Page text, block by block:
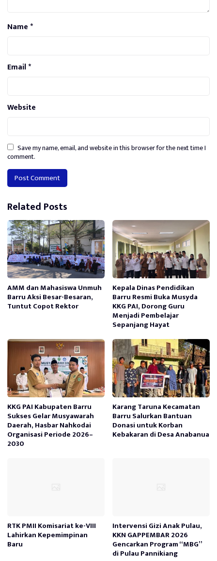
Name*
Email*
Website
Save my name, email, and website in this browser for the next time I
comment.
Alternative:
Related Posts
AMM dan Mahasiswa Unmuh
Barru Aksi Besar-Besaran,
Tuntut Copot Rektor
Kepala Dinas Pendidikan
Barru Resmi Buka Musyda
KKG PAI, Dorong Guru
Menjadi Pembelajar
Sepanjang Hayat
KKG PAI Kabupaten Barru
Sukses Gelar Musyawarah
Daerah, Hasbar Nahkodai
Organisasi Periode 2026–
2030
Karang Taruna Kecamatan
Barru Salurkan Bantuan
Donasi untuk Korban
Kebakaran di Desa Anabanua
RTK PMII Komisariat ke-VIII
Lahirkan Kepemimpinan
Baru
Intervensi Gizi Anak Pulau,
KKN GAPPEMBAR 2026
Gencarkan Program “MBG”
di Pulau Pannikiang